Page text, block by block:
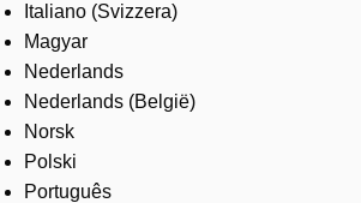
Italiano (Svizzera)
Magyar
Nederlands
Nederlands (België)
Norsk
Polski
Português